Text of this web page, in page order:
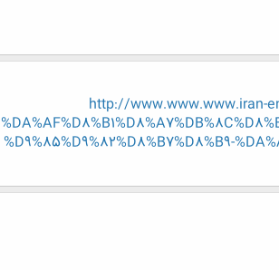
http://www.www.www.iran-
%D9%85%D9%82%D8%B7%D8%B9-